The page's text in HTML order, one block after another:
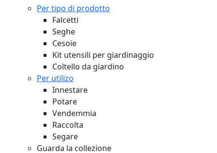
Per tipo di prodotto
Falcetti
Seghe
Cesoie
Kit utensili per giardinaggio
Coltello da giardino
Per utilizo
Innestare
Potare
Vendemmia
Raccolta
Segare
Guarda la collezione